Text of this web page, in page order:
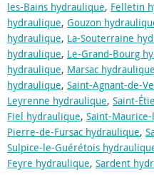
les-Bains hydraulique, Felletin
hydraulique, Gouzon
hydraulique, La-Souterraine
hydraulique, Le-Grand-Bourg
hydraulique, Marsac hydraulique
hydraulique, Saint-Agnant-de-
Leyrenne hydraulique, Saint-
Fiel hydraulique, Saint-
Pierre-de-Fursac hydraulique,
Sulpice-le-Guérétois
Feyre hydraulique, Sardent